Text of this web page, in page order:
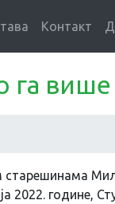
Контакт
га
2022. године,